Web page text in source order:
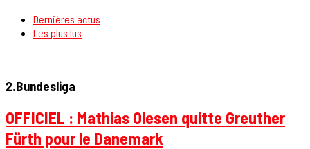
Dernières actus
Les plus lus
2.Bundesliga
OFFICIEL : Mathias Olesen quitte Greuther
Fürth pour le Danemark